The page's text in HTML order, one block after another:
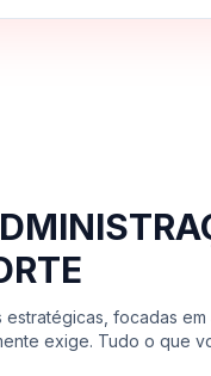
estratégicas, focadas
exige. Tudo o que